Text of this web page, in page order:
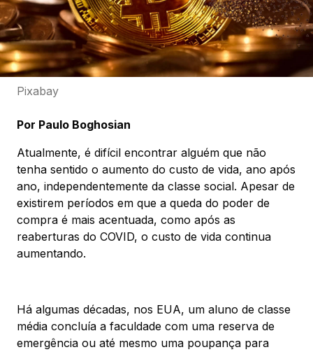
Pixabay
Por Paulo Boghosian
Atualmente, é difícil encontrar alguém que não
tenha sentido o aumento do custo de vida, ano após
ano, independentemente da classe social. Apesar de
existirem períodos em que a queda do poder de
compra é mais acentuada, como após as
reaberturas do COVID, o custo de vida continua
aumentando.
Há algumas décadas, nos EUA, um aluno de classe
média concluía a faculdade com uma reserva de
emergência ou até mesmo uma poupança para